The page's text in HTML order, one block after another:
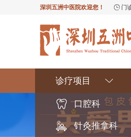
深圳五洲中医院欢迎您！ 门
诊疗项目
口腔科
针灸推拿科